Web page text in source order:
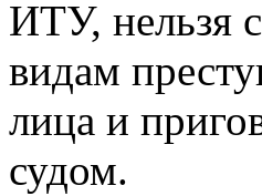
ИТУ, нельзя
видам
лица и
судом.